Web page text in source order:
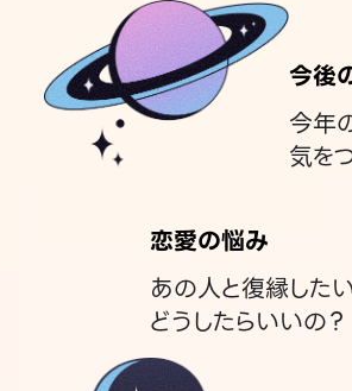
今後
今年
気を
恋愛の悩み
あの人と復縁した
どうしたらいいの？